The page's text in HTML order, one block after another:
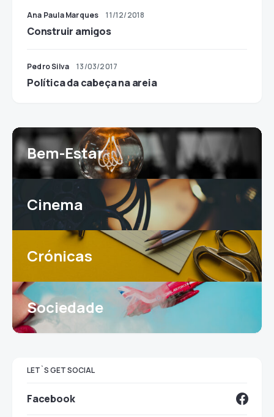
Ana Paula Marques 11/12/2018
Construir amigos
Pedro Silva 13/03/2017
Política da cabeça na areia
Bem-Estar
Cinema
Crónicas
Sociedade
LET`S GET SOCIAL
Facebook